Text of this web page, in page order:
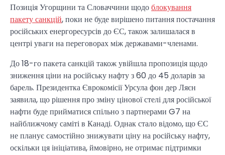
Позиція Угорщини та Словаччини щодоблокування
пакету санкцій, поки не буде вирішено питання постачання
російських енергоресурсів до ЄС, також залишалася в
центрі уваги на переговорах між державами-членами.
До 18-го пакета санкцій також увійшла пропозиція щодо
зниження ціни на російську нафту з 60 до 45 доларів за
барель. Президентка Єврокомісії Урсула фон дер Ляєн
заявила, що рішення про зміну цінової стелі для російської
нафти буде прийматися спільно з партнерами G7 на
найближчому саміті в Канаді. Однак стало відомо, що ЄС
не планує самостійно знижувати ціну на російську нафту,
оскільки ця ініціатива, ймовірно, не отримає підтримки